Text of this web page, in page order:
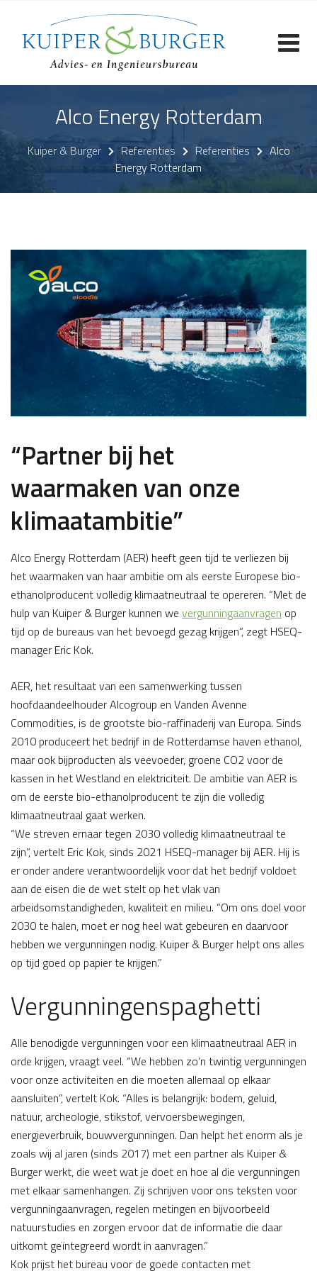
content
Alco Energy Rotterdam
Kuiper & Burger Referenties Referenties
Alco
Energy Rotterdam
“Partner bij het
waarmaken van onze
klimaatambitie”
Alco Energy Rotterdam (AER) heeft geen tijd te verliezen bij
het waarmaken van haar ambitie om als eerste Europese bio-
ethanolproducent volledig klimaatneutraal te opereren. “Met de
hulp van Kuiper & Burger kunnen we vergunningaanvragen op
tijd op de bureaus van het bevoegd gezag krijgen”, zegt HSEQ-
manager Eric Kok.
AER, het resultaat van een samenwerking tussen
hoofdaandeelhouder Alcogroup en Vanden Avenne
Commodities, is de grootste bio-raffinaderij van Europa. Sinds
2010 produceert het bedrijf in de Rotterdamse haven ethanol,
maar ook bijproducten als veevoeder, groene CO2 voor de
kassen in het Westland en elektriciteit. De ambitie van AER is
om de eerste bio-ethanolproducent te zijn die volledig
klimaatneutraal gaat werken.
“We streven ernaar tegen 2030 volledig klimaatneutraal te
zijn”, vertelt Eric Kok, sinds 2021 HSEQ-manager bij AER. Hij is
er onder andere verantwoordelijk voor dat het bedrijf voldoet
aan de eisen die de wet stelt op het vlak van
arbeidsomstandigheden, kwaliteit en milieu. “Om ons doel voor
2030 te halen, moet er nog heel wat gebeuren en daarvoor
hebben we vergunningen nodig. Kuiper & Burger helpt ons alles
op tijd goed op papier te krijgen.”
Vergunningenspaghetti
Alle benodigde vergunningen voor een klimaatneutraal AER in
orde krijgen, vraagt veel. “We hebben zo’n twintig vergunningen
voor onze activiteiten en die moeten allemaal op elkaar
aansluiten”, vertelt Kok. “Alles is belangrijk: bodem, geluid,
natuur, archeologie, stikstof, vervoersbewegingen,
energieverbruik, bouwvergunningen. Dan helpt het enorm als je
zoals wij al jaren (sinds 2017) met een partner als Kuiper &
Burger werkt, die weet wat je doet en hoe al die vergunningen
met elkaar samenhangen. Zij schrijven voor ons teksten voor
vergunningaanvragen, regelen metingen en bijvoorbeeld
natuurstudies en zorgen ervoor dat de informatie die daar
uitkomt geïntegreerd wordt in aanvragen.”
Kok prijst het bureau voor de goede contacten met